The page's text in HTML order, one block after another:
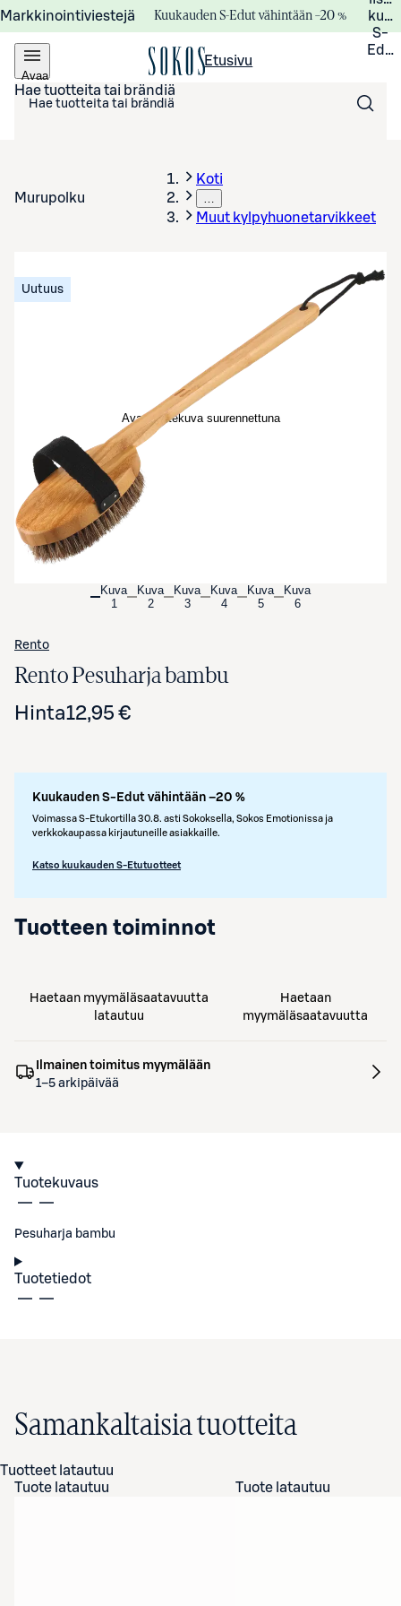
Markkinointiviestejä Kuukauden S-Edut vähintään –20 %
S-
Avaa
valikko
Etusivu
Hae tuotteita tai brändiä
Murupolku
Koti
…
Muut kylpyhuonetarvikkeet
Avaa tuotekuva suurennettuna
Uutuus
Kuva
1
Kuva
2
Kuva
3
Kuva
4
Kuva
5
Kuva
6
Rento
Rento Pesuharja bambu
Hinta12,95 €
Kuukauden S-Edut vähintään –20 %
Voimassa S-Etukortilla 30.8. asti Sokoksella, Sokos Emotionissa ja
verkkokaupassa kirjautuneille asiakkaille.
Katso kuukauden S-Etutuotteet
Tuotteen toiminnot
Haetaan myymäläsaatavuutta
latautuu
Haetaan
myymäläsaatavuutta
Ilmainen toimitus myymälään
1–5 arkipäivää
Tuotekuvaus
Pesuharja bambu
Tuotetiedot
Samankaltaisia tuotteita
Tuotteet latautuu
Tuote latautuu
Tuote latautuu